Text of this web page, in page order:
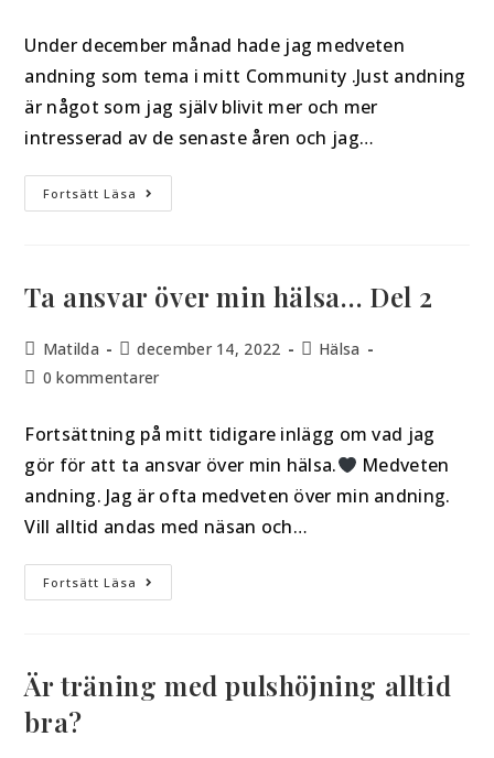
Under december månad hade jag medveten
andning som tema i mitt Community .Just andning
är något som jag själv blivit mer och mer
intresserad av de senaste åren och jag…
Fortsätt Läsa
Ta ansvar över min hälsa… Del 2
Matilda december 14, 2022
Hälsa
0 kommentarer
Fortsättning på mitt tidigare inlägg om vad jag
gör för att ta ansvar över min hälsa.
Medveten
andning. Jag är ofta medveten över min andning.
Vill alltid andas med näsan och…
Fortsätt Läsa
Är träning med pulshöjning alltid
bra?